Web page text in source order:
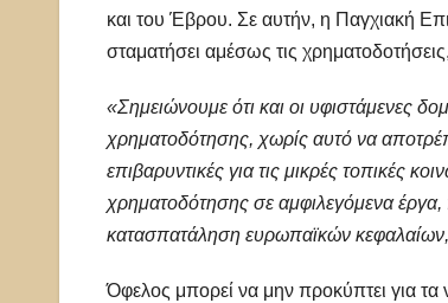
και του Έβρου. Σε αυτήν, η Παγχιακή
σταματήσει αμέσως τις
«Σημειώνουμε ότι και οι υφιστάμενες
χρηματοδότησης, χωρίς αυτό να
επιβαρυντικές για τις μικρές τοπικές
χρηματοδότησης σε αμφιλεγόμενα
κατασπατάληση ευρωπαϊκών
Όφελος μπορεί να μην προκύπτει για